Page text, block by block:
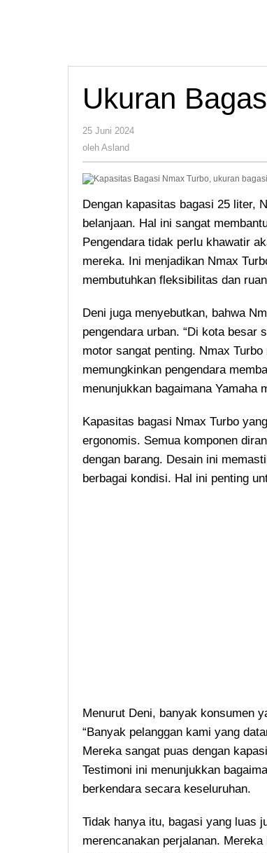
Ukuran
25 Juni 2024
oleh Asland
Dengan kapasitas bagasi 25 liter,
belanjaan. Hal ini sangat
Pengendara tidak perlu khawatir
mereka. Ini menjadikan Nmax
membutuhkan fleksibilitas dan
Deni juga menyebutkan, bahwa
pengendara urban. “Di kota besar
motor sangat penting. Nmax
memungkinkan pengendara
menunjukkan bagaimana Yamaha
Kapasitas bagasi Nmax Turbo
ergonomis. Semua komponen
dengan barang. Desain ini
berbagai kondisi. Hal ini penting
Menurut Deni, banyak konsumen
“Banyak pelanggan kami yang
Mereka sangat puas dengan
Testimoni ini menunjukkan
berkendara secara keseluruhan.
Tidak hanya itu, bagasi yang luas
merencanakan perjalanan.